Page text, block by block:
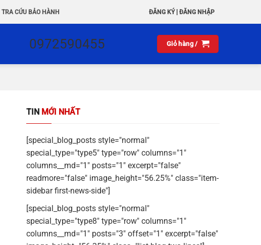
TRA CỨU BẢO HÀNH ĐĂNG KÝ| ĐĂNG NHẬP
0972590455 Giỏ hàng /
TIN MỚI NHẤT
[special_blog_posts style="normal"
special_type="type5" type="row" columns="1"
columns__md="1" posts="1" excerpt="false"
readmore="false" image_height="56.25%" class="item-
sidebar first-news-side"]
[special_blog_posts style="normal"
special_type="type8" type="row" columns="1"
columns__md="1" posts="3" offset="1" excerpt="false"